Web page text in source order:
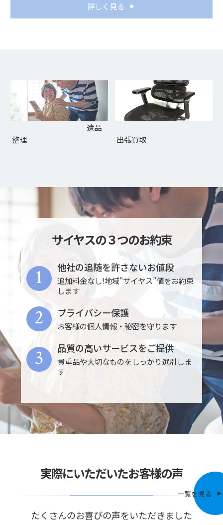
詳しく見る
遺品
整理
出張買取
サイヤスの３つのお約束
他社の追随を許さないお値段
追加料金なし!地域"サイヤス”値をお約束
します
1
プライバシー保護
お客様の個人情報・秘密を守ります
2
品質の高いサービスをご提供
貴重品や大切なものをしっかり選別しま
す
3
実際にいただいたお客様の声
たくさんのお喜びの声をいただきました
一覧を見る